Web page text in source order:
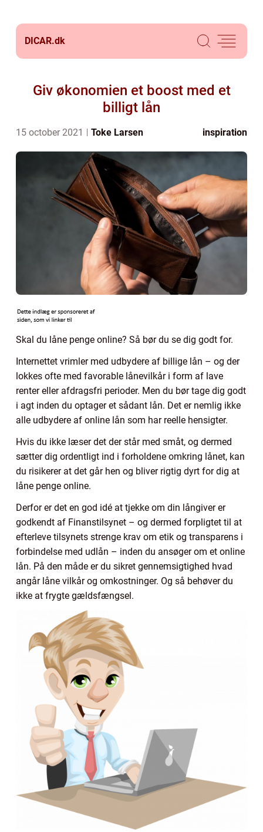
DICAR.dk
Giv økonomien et boost med et
billigt lån
15 october 2021 Toke Larsen inspiration
Skal du låne penge online? Så bør du se dig godt for.
Internettet vrimler med udbydere af billige lån – og der
lokkes ofte med favorable lånevilkår i form af lave
renter eller afdragsfri perioder. Men du bør tage dig godt
i agt inden du optager et sådant lån. Det er nemlig ikke
alle udbydere af online lån som har reelle hensigter.
Hvis du ikke læser det der står med småt, og dermed
sætter dig ordentligt ind i forholdene omkring lånet, kan
du risikerer at det går hen og bliver rigtig dyrt for dig at
låne penge online.
Derfor er det en god idé at tjekke om din långiver er
godkendt af Finanstilsynet – og dermed forpligtet til at
efterleve tilsynets strenge krav om etik og transparens i
forbindelse med udlån – inden du ansøger om et online
lån. På den måde er du sikret gennemsigtighed hvad
angår låne vilkår og omkostninger. Og så behøver du
ikke at frygte gældsfængsel.